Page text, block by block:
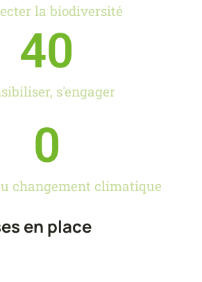
la biodiversité
s'engager
40
changement climatique
0
en place